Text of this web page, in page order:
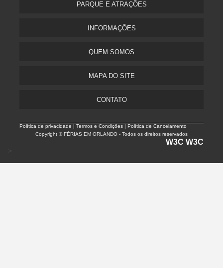
PARQUE E ATRAÇÕES
INFORMAÇÕES
QUEM SOMOS
MAPA DO SITE
CONTATO
Política de privacidade |Termos e Condições | Política de Cancelamento
Copyright © FÉRIAS EM ORLANDO - Todos os direitos reservados
W3C W3C